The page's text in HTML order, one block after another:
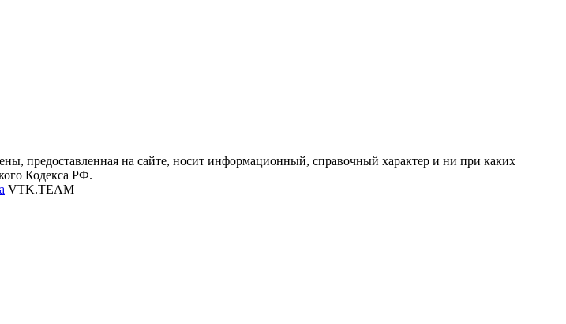
предоставленная на сайте, носит информационный, справочный характер и ни при каких
Кодекса РФ.
VTK.TEAM